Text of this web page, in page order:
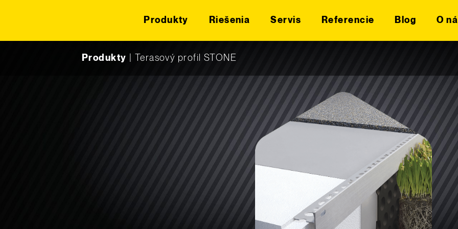
Produkty Riešenia Servis Referencie Blog O
Produkty Terasový profil STONE